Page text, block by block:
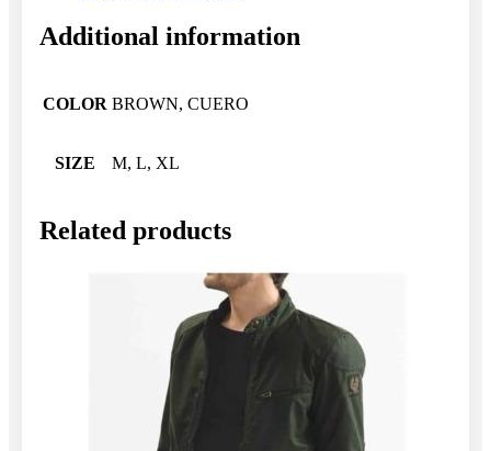
Additional information
COLOR BROWN, CUERO
SIZE M, L, XL
Related products